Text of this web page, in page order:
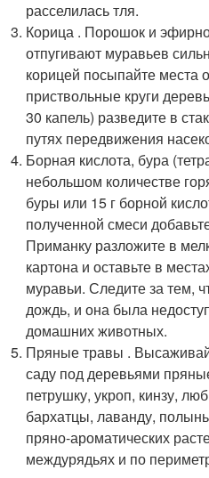
расселилась тля.
Корица . Порошок и
отпугивают муравьев
корицей посыпайте места
приствольные круги
30 капель) разведите в
путях передвижения
Борная кислота, бура
небольшом количестве
буры или 15 г борной
полученной смеси
Приманку разложите в
картона и оставьте в
муравьи. Следите за тем,
дождь, и она была
домашних животных.
Пряные травы .
саду под деревьями
петрушку, укроп, кинзу,
бархатцы, лаванду,
пряно-ароматических
междурядьях и по